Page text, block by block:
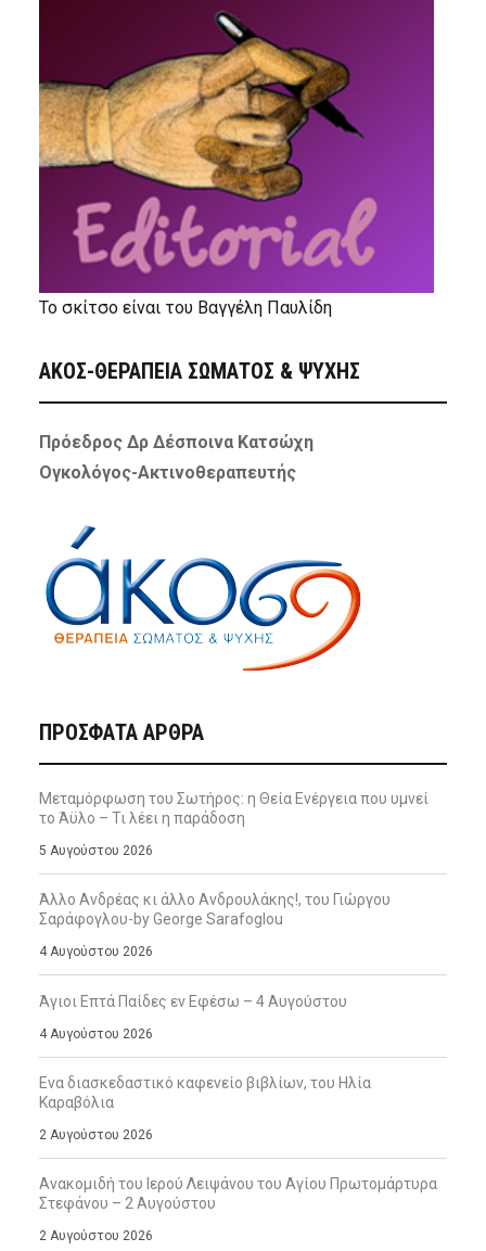
Το σκίτσο είναι του Βαγγέλη Παυλίδη
ΑΚΟΣ-ΘΕΡΑΠΕΙΑ ΣΩΜΑΤΟΣ & ΨΥΧΗΣ
Πρόεδρος Δρ Δέσποινα Κατσώχη
Ογκολόγος-Ακτινοθεραπευτής
ΠΡΌΣΦΑΤΑ ΆΡΘΡΑ
Μεταμόρφωση του Σωτήρος: η Θεία Ενέργεια που υμνεί
το Άϋλο – Τι λέει η παράδοση
5 Αυγούστου 2026
Άλλο Ανδρέας κι άλλο Ανδρουλάκης!, του Γιώργου
Σαράφογλου-by George Sarafoglou
4 Αυγούστου 2026
Άγιοι Επτά Παίδες εν Εφέσω – 4 Αυγούστου
4 Αυγούστου 2026
Ενα διασκεδαστικό καφενείο βιβλίων, του Ηλία
Καραβόλια
2 Αυγούστου 2026
Ανακομιδή του Ιερού Λειψάνου του Αγίου Πρωτομάρτυρα
Στεφάνου – 2 Αυγούστου
2 Αυγούστου 2026